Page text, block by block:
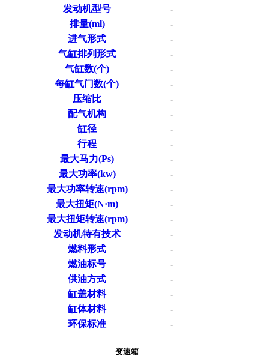
发动机型号
-
排量(ml)
-
进气形式
-
气缸排列形式
-
气缸数(个)
-
每缸气门数(个)
-
压缩比
-
配气机构
-
缸径
-
行程
-
最大马力(Ps)
-
最大功率(kw)
-
最大功率转速(rpm)
-
最大扭矩(N·m)
-
最大扭矩转速(rpm)
-
发动机特有技术
-
燃料形式
-
燃油标号
-
供油方式
-
缸盖材料
-
缸体材料
-
环保标准
-
变速箱